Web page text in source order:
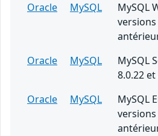
Oracle MySQL
MySQL
versions
Oracle
MySQL
MySQL
8.0.22
Oracle
MySQL
MySQL
versions